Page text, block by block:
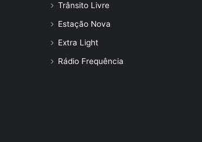
Trânsito Livre
Estação Nova
Extra Light
Rádio Frequência